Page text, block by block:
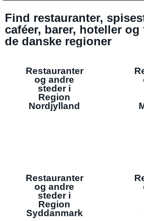
Find restauranter,
caféer, barer, hoteller
de danske regioner
Restauranter
og andre
steder i
Region
Nordjylland
Restauranter
og andre
steder i
Region
Syddanmark